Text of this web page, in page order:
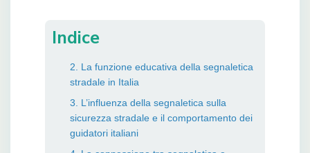
Indice
2. La funzione educativa della segnaletica
stradale in Italia
3. L’influenza della segnaletica sulla
sicurezza stradale e il comportamento dei
guidatori italiani